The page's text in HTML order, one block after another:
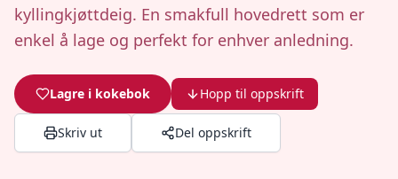
kyllingkjøttdeig. En smakfull hovedrett som er
enkel å lage og perfekt for enhver anledning.
Lagre i kokebok Hopp til oppskrift
Skriv ut Del oppskrift